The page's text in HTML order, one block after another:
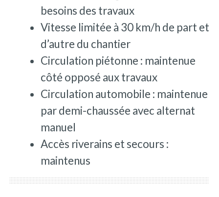
besoins des travaux
Vitesse limitée à 30 km/h de part et
d’autre du chantier
Circulation piétonne : maintenue
côté opposé aux travaux
Circulation automobile : maintenue
par demi-chaussée avec alternat
manuel
Accès riverains et secours :
maintenus